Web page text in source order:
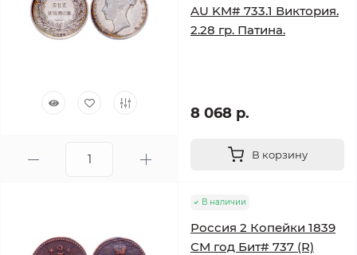
AU KM# 733.1 Виктория.
2.28 гр. Патина.
8 068 р.
В корзину
В наличии
Россия 2 Копейки 1839
СМ год Бит# 737 (R)